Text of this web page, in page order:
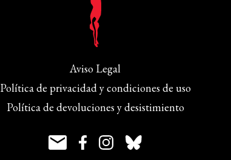
Aviso Legal
Política de privacidad y condiciones de uso
Política de devoluciones y desistimiento